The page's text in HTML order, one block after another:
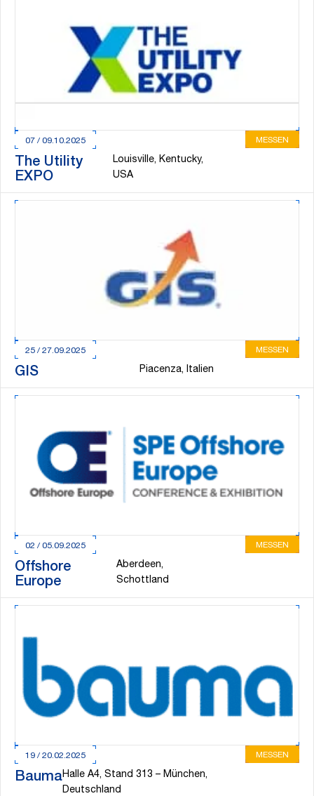
07 / 09.10.2025
The Utility
EXPO
Louisville, Kentucky,
USA
MESSEN
25 / 27.09.2025
GIS Piacenza, Italien
MESSEN
02 / 05.09.2025
Offshore
Europe
Aberdeen,
Schottland
MESSEN
19 / 20.02.2025
BaumaHalle A4, Stand 313 – München,
Deutschland
MESSEN